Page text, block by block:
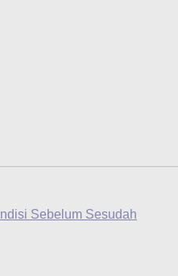
Sebelum Sesudah